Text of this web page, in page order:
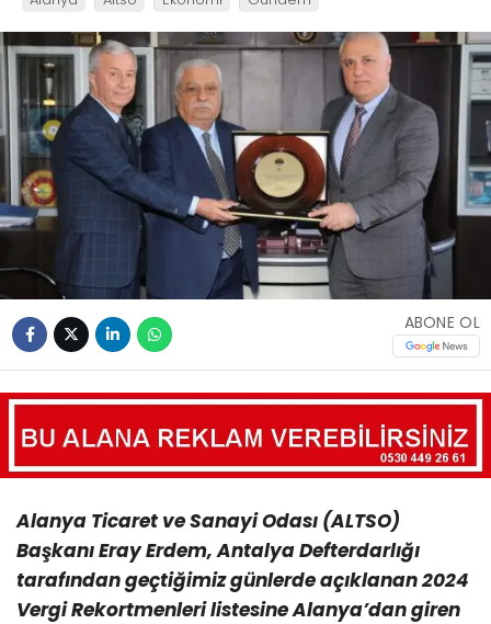
ABONE OL
Alanya Ticaret ve Sanayi Odası (ALTSO)
Başkanı Eray Erdem, Antalya Defterdarlığı
tarafından geçtiğimiz günlerde açıklanan 2024
Vergi Rekortmenleri listesine Alanya’dan giren